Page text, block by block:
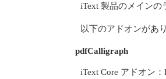
iText 製品のメインの
以下のアドオンがあ
pdfCalligraph
iText Core アドオン